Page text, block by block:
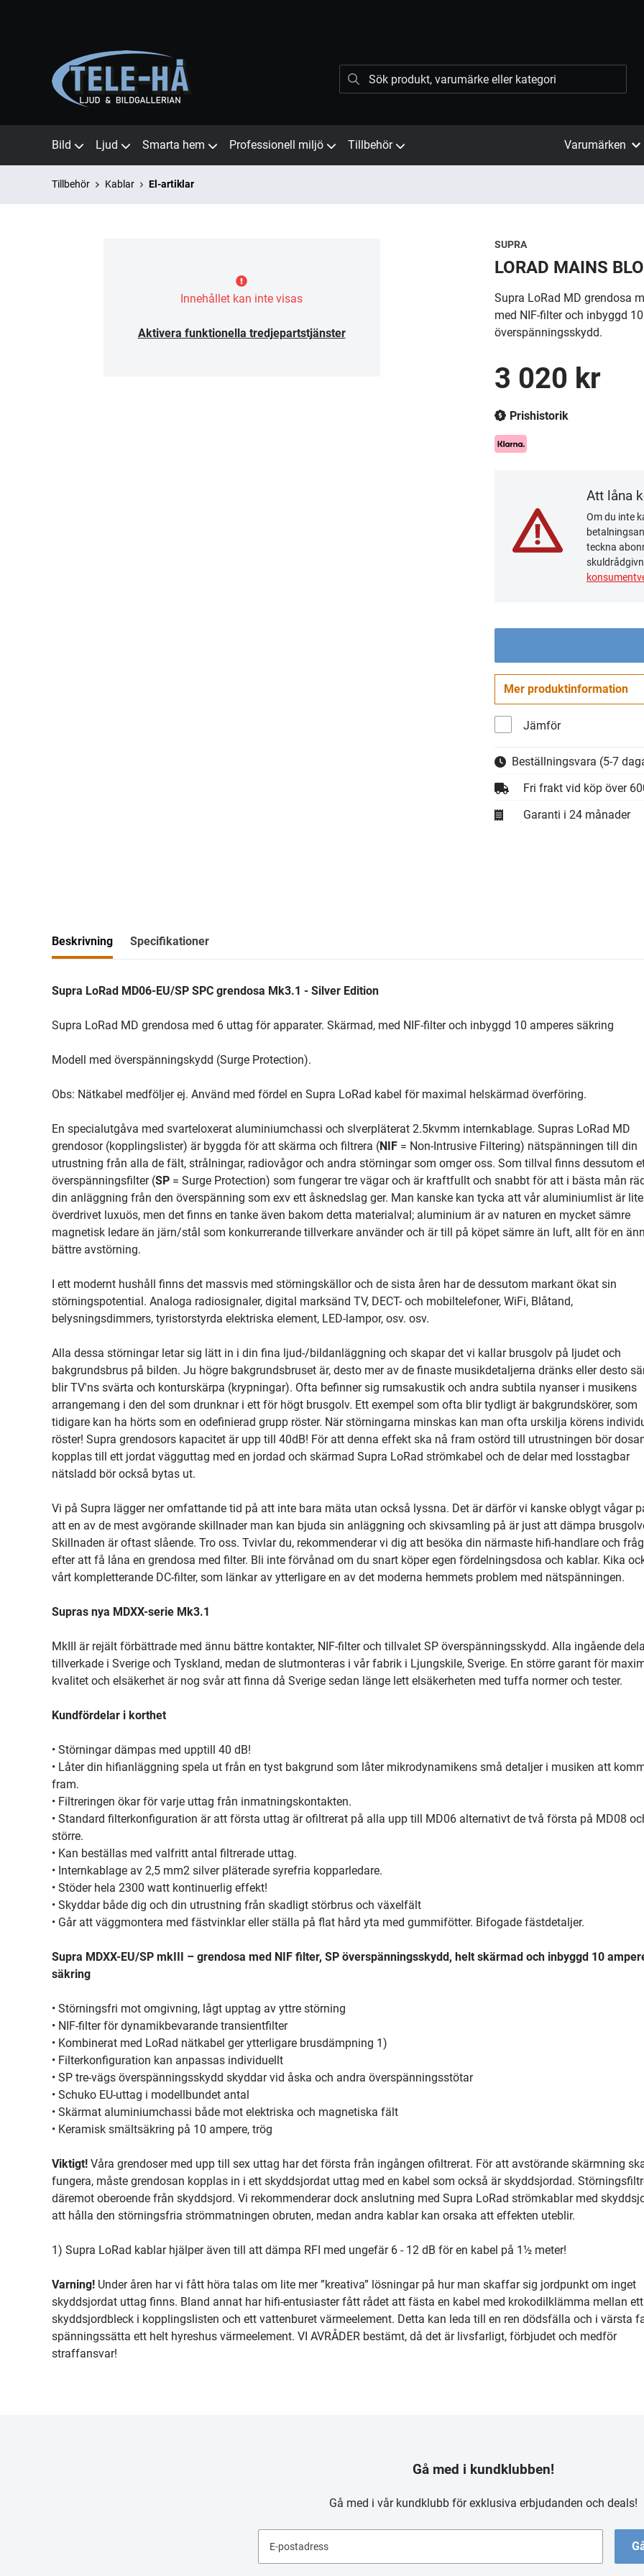
Bild Ljud Smarta hem Professionell miljö Tillbehör Varumärken
Tillbehör Kablar El-artiklar
Innehållet kan inte visas
Aktivera funktionella tredjepartstjänster
SUPRA
LORAD MAINS
Supra LoRad MD grendosa
med NIF-filter och inbyggd
överspänningsskydd.
3 020 kr
Prishistorik
Att låna
Om du inte
teckna
Mer produktinformation
Jämför
Beställningsvara (5-7
Fri frakt vid köp över
Garanti i 24 månader
Beskrivning Specifikationer
Supra LoRad MD06-EU/SP SPC grendosa Mk3.1 - Silver Edition
Supra LoRad MD grendosa med 6 uttag för apparater. Skärmad, med NIF-filter och inbyggd 10 amperes säkring
Modell med överspänningskydd (Surge Protection).
Obs: Nätkabel medföljer ej. Använd med fördel en Supra LoRad kabel för maximal helskärmad överföring.
En specialutgåva med svarteloxerat aluminiumchassi och slverpläterat 2.5kvmm internkablage. Supras LoRad MD
grendosor (kopplingslister) är byggda för att skärma och filtrera (NIF = Non-Intrusive Filtering) nätspänningen till din
utrustning från alla de fält, strålningar, radiovågor och andra störningar som omger oss. Som tillval finns dessutom
överspänningsfilter (SP = Surge Protection) som fungerar tre vägar och är kraftfullt och snabbt för att i bästa mån
din anläggning från den överspänning som exv ett åsknedslag ger. Man kanske kan tycka att vår aluminiumlist är lite
överdrivet luxuös, men det finns en tanke även bakom detta materialval; aluminium är av naturen en mycket sämre
magnetisk ledare än järn/stål som konkurrerande tillverkare använder och är till på köpet sämre än luft, allt för en
bättre avstörning.
I ett modernt hushåll finns det massvis med störningskällor och de sista åren har de dessutom markant ökat sin
störningspotential. Analoga radiosignaler, digital marksänd TV, DECT- och mobiltelefoner, WiFi, Blåtand,
belysningsdimmers, tyristorstyrda elektriska element, LED-lampor, osv. osv.
Alla dessa störningar letar sig lätt in i din fina ljud-/bildanläggning och skapar det vi kallar brusgolv på ljudet och
bakgrundsbrus på bilden. Ju högre bakgrundsbruset är, desto mer av de finaste musikdetaljerna dränks eller desto
blir TV'ns svärta och konturskärpa (krypningar). Ofta befinner sig rumsakustik och andra subtila nyanser i musikens
arrangemang i den del som drunknar i ett för högt brusgolv. Ett exempel som ofta blir tydligt är bakgrundskörer, som
tidigare kan ha hörts som en odefinierad grupp röster. När störningarna minskas kan man ofta urskilja körens
röster! Supra grendosors kapacitet är upp till 40dB! För att denna effekt ska nå fram ostörd till utrustningen bör
kopplas till ett jordat vägguttag med en jordad och skärmad Supra LoRad strömkabel och de delar med losstagbar
nätsladd bör också bytas ut.
Vi på Supra lägger ner omfattande tid på att inte bara mäta utan också lyssna. Det är därför vi kanske oblygt vågar
att en av de mest avgörande skillnader man kan bjuda sin anläggning och skivsamling på är just att dämpa
Skillnaden är oftast slående. Tro oss. Tvivlar du, rekommenderar vi dig att besöka din närmaste hifi-handlare och
efter att få låna en grendosa med filter. Bli inte förvånad om du snart köper egen fördelningsdosa och kablar. Kika
vårt kompletterande DC-filter, som länkar av ytterligare en av det moderna hemmets problem med nätspänningen.
Supras nya MDXX-serie Mk3.1
MkIII är rejält förbättrade med ännu bättre kontakter, NIF-filter och tillvalet SP överspänningsskydd. Alla ingående
tillverkade i Sverige och Tyskland, medan de slutmonteras i vår fabrik i Ljungskile, Sverige. En större garant för
kvalitet och elsäkerhet är nog svår att finna då Sverige sedan länge lett elsäkerheten med tuffa normer och tester.
Kundfördelar i korthet
• Störningar dämpas med upptill 40 dB!
• Låter din hifianläggning spela ut från en tyst bakgrund som låter mikrodynamikens små detaljer i musiken att
fram.
• Filtreringen ökar för varje uttag från inmatningskontakten.
• Standard filterkonfiguration är att första uttag är ofiltrerat på alla upp till MD06 alternativt de två första på MD08
större.
• Kan beställas med valfritt antal filtrerade uttag.
• Internkablage av 2,5 mm2 silver pläterade syrefria kopparledare.
• Stöder hela 2300 watt kontinuerlig effekt!
• Skyddar både dig och din utrustning från skadligt störbrus och växelfält
• Går att väggmontera med fästvinklar eller ställa på flat hård yta med gummifötter. Bifogade fästdetaljer.
Supra MDXX-EU/SP mkIII – grendosa med NIF filter, SP överspänningsskydd, helt skärmad och inbyggd 10
säkring
• Störningsfri mot omgivning, lågt upptag av yttre störning
• NIF-filter för dynamikbevarande transientfilter
• Kombinerat med LoRad nätkabel ger ytterligare brusdämpning 1)
• Filterkonfiguration kan anpassas individuellt
• SP tre-vägs överspänningsskydd skyddar vid åska och andra överspänningsstötar
• Schuko EU-uttag i modellbundet antal
• Skärmat aluminiumchassi både mot elektriska och magnetiska fält
• Keramisk smältsäkring på 10 ampere, trög
Viktigt! Våra grendoser med upp till sex uttag har det första från ingången ofiltrerat. För att avstörande skärmning
fungera, måste grendosan kopplas in i ett skyddsjordat uttag med en kabel som också är skyddsjordad.
däremot oberoende från skyddsjord. Vi rekommenderar dock anslutning med Supra LoRad strömkablar med
att hålla den störningsfria strömmatningen obruten, medan andra kablar kan orsaka att effekten uteblir.
1) Supra LoRad kablar hjälper även till att dämpa RFI med ungefär 6 - 12 dB för en kabel på 1½ meter!
Varning! Under åren har vi fått höra talas om lite mer ”kreativa” lösningar på hur man skaffar sig jordpunkt om inget
skyddsjordat uttag finns. Bland annat har hifi-entusiaster fått rådet att fästa en kabel med krokodilklämma mellan
skyddsjordbleck i kopplingslisten och ett vattenburet värmeelement. Detta kan leda till en ren dödsfälla och i värsta
spänningssätta ett helt hyreshus värmeelement. VI AVRÅDER bestämt, då det är livsfarligt, förbjudet och medför
straffansvar!
Gå med i kundklubben!
Gå med i vår kundklubb för exklusiva erbjudanden och deals!
E-postadress